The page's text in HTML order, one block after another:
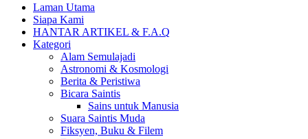
Laman Utama
Siapa Kami
HANTAR ARTIKEL & F.A.Q
Kategori
Alam Semulajadi
Astronomi & Kosmologi
Berita & Peristiwa
Bicara Saintis
Sains untuk Manusia
Suara Saintis Muda
Fiksyen, Buku & Filem